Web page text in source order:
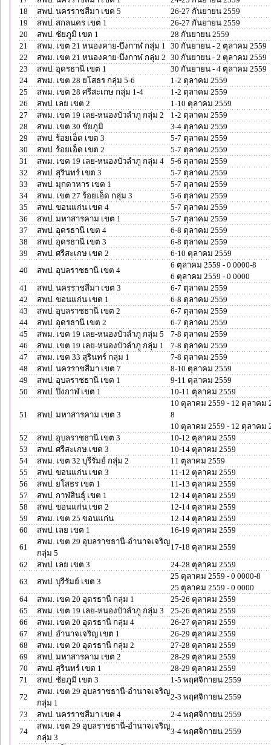
18
สพป. นครราชสีมา เขต 5
26-27 กันยายน 2559
19
สพป. สกลนคร เขต 1
26-27 กันยายน 2559
20
สพป. ชัยภูมิ เขต 1
28 กันยายน 2559
21
สพม. เขต 21 หนองคาย-บึงกาฬ กลุ่ม 1
30 กันยายน - 2 ตุลาคม 2559
22
สพม. เขต 21 หนองคาย-บึงกาฬ กลุ่ม 2 30 กันยายน - 2 ตุลาคม 2559
23
สพป. อุดรธานี เขต 1
30 กันยายน - 4 ตุลาคม 2559
24
สพม. เขต 28 ยโสธร กลุ่ม 5-6
1-2 ตุลาคม 2559
25
สพม. เขต 28 ศรีสะเกษ กลุ่ม 1-4
1-2 ตุลาคม 2559
26
สพป. เลย เขต 2
1-10 ตุลาคม 2559
27
สพม. เขต 19 เลย-หนองบัวลำภู กลุ่ม 2
1-2 ตุลาคม 2559
28
สพม. เขต 30 ชัยภูมิ
3-4 ตุลาคม 2559
29
สพป. ร้อยเอ็ด เขต 3
5-7 ตุลาคม 2559
30
สพป. ร้อยเอ็ด เขต 2
5-7 ตุลาคม 2559
31
สพม. เขต 19 เลย-หนองบัวลำภู กลุ่ม 4
5-6 ตุลาคม 2559
32
สพป. สุรินทร์ เขต 3
5-7 ตุลาคม 2559
33
สพป. มุกดาหาร เขต 1
5-7 ตุลาคม 2559
34
สพม. เขต 27 ร้อยเอ็ด กลุ่ม 3
5-6 ตุลาคม 2559
35
สพป. ขอนแก่น เขต 4
5-7 ตุลาคม 2559
36
สพป. มหาสารคาม เขต 1
5-7 ตุลาคม 2559
37
สพป. อุดรธานี เขต 4
6-8 ตุลาคม 2559
38
สพป. อุดรธานี เขต 3
6-8 ตุลาคม 2559
39
สพป. ศรีสะเกษ เขต 2
6-10 ตุลาคม 2559
40
สพป. อุบลราชธานี เขต 4
6 ตุลาคม 2559 - 0 0000-8
6 ตุลาคม 2559 - 0 0000
41
สพป. นครราชสีมา เขต 3
6-7 ตุลาคม 2559
42
สพป. ขอนแก่น เขต 1
6-8 ตุลาคม 2559
43
สพป. อุบลราชธานี เขต 2
6-7 ตุลาคม 2559
44
สพป. อุดรธานี เขต 2
6-7 ตุลาคม 2559
45
สพม. เขต 19 เลย-หนองบัวลำภู กลุ่ม 5
7-8 ตุลาคม 2559
46
สพม. เขต 19 เลย-หนองบัวลำภู กลุ่ม 1
7-8 ตุลาคม 2559
47
สพม. เขต 33 สุรินทร์ กลุ่ม 1
7-8 ตุลาคม 2559
48
สพป. นครราชสีมา เขต 7
8-10 ตุลาคม 2559
49
สพป. อุบลราชธานี เขต 1
9-11 ตุลาคม 2559
50
สพป. บึงกาฬ เขต 1 10-11 ตุลาคม 2559
51 สพป. มหาสารคาม เขต 3
10 ตุลาคม 2559 - 12 ตุลาคม
8
10 ตุลาคม 2559 - 12 ตุลาคม
52
สพป. อุบลราชธานี เขต 3
10-12 ตุลาคม 2559
53
สพป. ศรีสะเกษ เขต 3
10-14 ตุลาคม 2559
54
สพม. เขต 32 บุรีรัมย์ กลุ่ม 2
11 ตุลาคม 2559
55
สพป. ขอนแก่น เขต 3
11-12 ตุลาคม 2559
56
สพป. ยโสธร เขต 1
11-13 ตุลาคม 2559
57
สพป. กาฬสินธุ์ เขต 1
12-14 ตุลาคม 2559
58
สพป. ขอนแก่น เขต 2
12-14 ตุลาคม 2559
59
สพม. เขต 25 ขอนแก่น
12-14 ตุลาคม 2559
60
สพป. เลย เขต 1
16-19 ตุลาคม 2559
61
สพม. เขต 29 อุบลราชธานี-อำนาจเจริญ
กลุ่ม 5
17-18 ตุลาคม 2559
62
สพป. เลย เขต 3
24-28 ตุลาคม 2559
63
สพป. บุรีรัมย์ เขต 3
25 ตุลาคม 2559 - 0 0000-8
25 ตุลาคม 2559 - 0 0000
64
สพม. เขต 20 อุดรธานี กลุ่ม 1
25-26 ตุลาคม 2559
65
สพม. เขต 19 เลย-หนองบัวลำภู กลุ่ม 3
25-26 ตุลาคม 2559
66
สพม. เขต 20 อุดรธานี กลุ่ม 4
26-27 ตุลาคม 2559
67
สพป. อำนาจเจริญ เขต 1
26-29 ตุลาคม 2559
68
สพม. เขต 20 อุดรธานี กลุ่ม 2
27-28 ตุลาคม 2559
69
สพป. มหาสารคาม เขต 2
28-29 ตุลาคม 2559
70
สพป. สุรินทร์ เขต 1
28-29 ตุลาคม 2559
71
สพป. ชัยภูมิ เขต 3
1-5 พฤศจิกายน 2559
72
สพม. เขต 29 อุบลราชธานี-อำนาจเจริญ
กลุ่ม 1
2-3 พฤศจิกายน 2559
73
สพป. นครราชสีมา เขต 4
2-4 พฤศจิกายน 2559
74
สพม. เขต 29 อุบลราชธานี-อำนาจเจริญ
กลุ่ม 3
3-4 พฤศจิกายน 2559